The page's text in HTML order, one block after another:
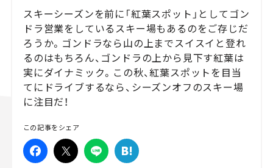
スキーシーズンを前に「紅葉スポット」としてゴン
ドラ営業をしているスキー場もあるのをご存じだ
ろうか。ゴンドラなら山の上までスイスイと登れ
るのはもちろん、ゴンドラの上から見下す紅葉は
実にダイナミック。この秋、紅葉スポットを目当
てにドライブするなら、シーズンオフのスキー場
に注目だ！
この記事をシェア
Special
Series
Campaign
人気のハッシュタグ
スズキ ジムニー｜Suzuki Jimny